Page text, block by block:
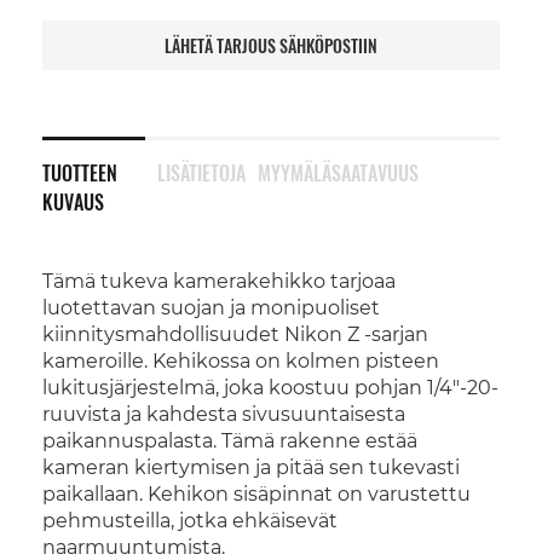
LÄHETÄ TARJOUS SÄHKÖPOSTIIN
TUOTTEEN
KUVAUS
Tämä tukeva kamerakehikko tarjoaa
luotettavan suojan ja monipuoliset
kiinnitysmahdollisuudet Nikon Z -sarjan
kameroille. Kehikossa on kolmen pisteen
lukitusjärjestelmä, joka koostuu pohjan 1/4"-20-
ruuvista ja kahdesta sivusuuntaisesta
paikannuspalasta. Tämä rakenne estää
kameran kiertymisen ja pitää sen tukevasti
paikallaan. Kehikon sisäpinnat on varustettu
pehmusteilla, jotka ehkäisevät
naarmuuntumista.
LISÄTIETOJA MYYMÄLÄSAATAVUUS